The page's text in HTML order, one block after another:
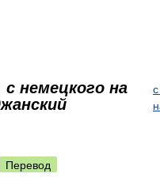
с немецкого на
Перевод